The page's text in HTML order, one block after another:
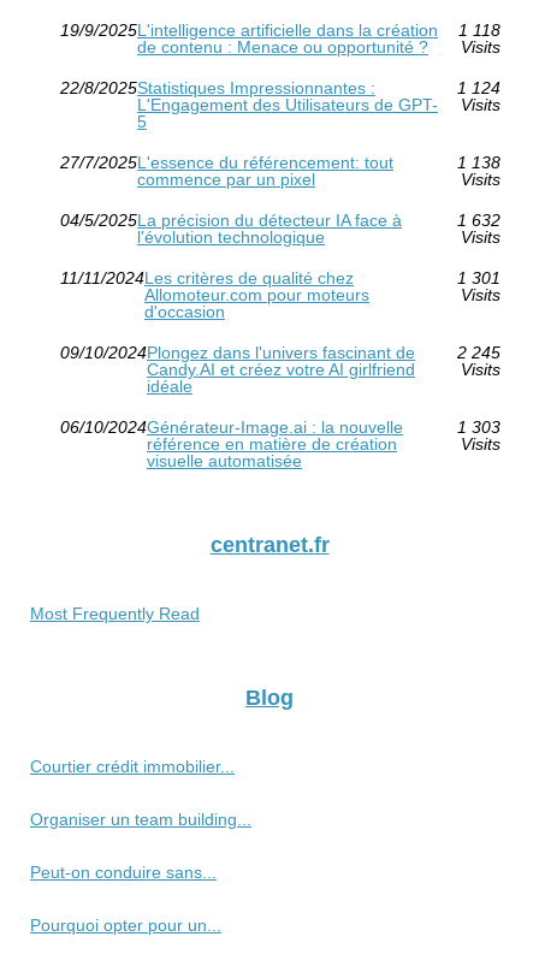
19/9/2025L'intelligence artificielle dans la création
de contenu : Menace ou opportunité ?
1 118
Visits
22/8/2025Statistiques Impressionnantes :
L'Engagement des Utilisateurs de GPT-
5
1 124
Visits
27/7/2025L'essence du référencement: tout
commence par un pixel
1 138
Visits
04/5/2025La précision du détecteur IA face à
l'évolution technologique
1 632
Visits
11/11/2024Les critères de qualité chez
Allomoteur.com pour moteurs
d'occasion
1 301
Visits
09/10/2024Plongez dans l'univers fascinant de
Candy.AI et créez votre AI girlfriend
idéale
2 245
Visits
06/10/2024Générateur-Image.ai : la nouvelle
référence en matière de création
visuelle automatisée
1 303
Visits
centranet.fr
Most Frequently Read
Blog
Courtier crédit immobilier...
Organiser un team building...
Peut-on conduire sans...
Pourquoi opter pour un...